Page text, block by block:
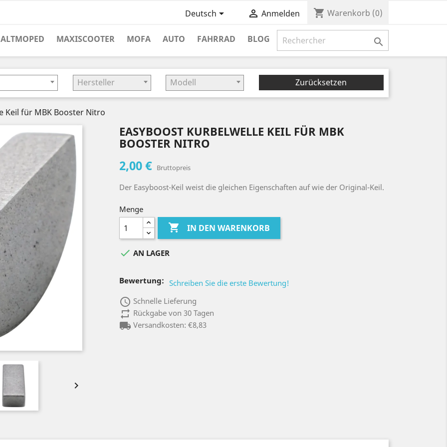
Deutsch  Anmelden shopping_cart Warenkorb (0)

MAXISCOOTER MOFA AUTO FAHRRAD BLOG
Hersteller Modell Zurücksetzen
Keil für MBK Booster Nitro

EASYBOOST KURBELWELLE KEIL FÜR MBK
BOOSTER NITRO
2,00 € Bruttopreis
Der Easyboost-Keil weist die gleichen Eigenschaften auf wie der Original-Keil.
Menge
 IN DEN WARENKORB
 AN LAGER
Bewertung: Schreiben Sie die erste Bewertung!
access_time Schnelle Lieferung
repeatRückgabe von 30 Tagen
local_shippingVersandkosten: €8,83